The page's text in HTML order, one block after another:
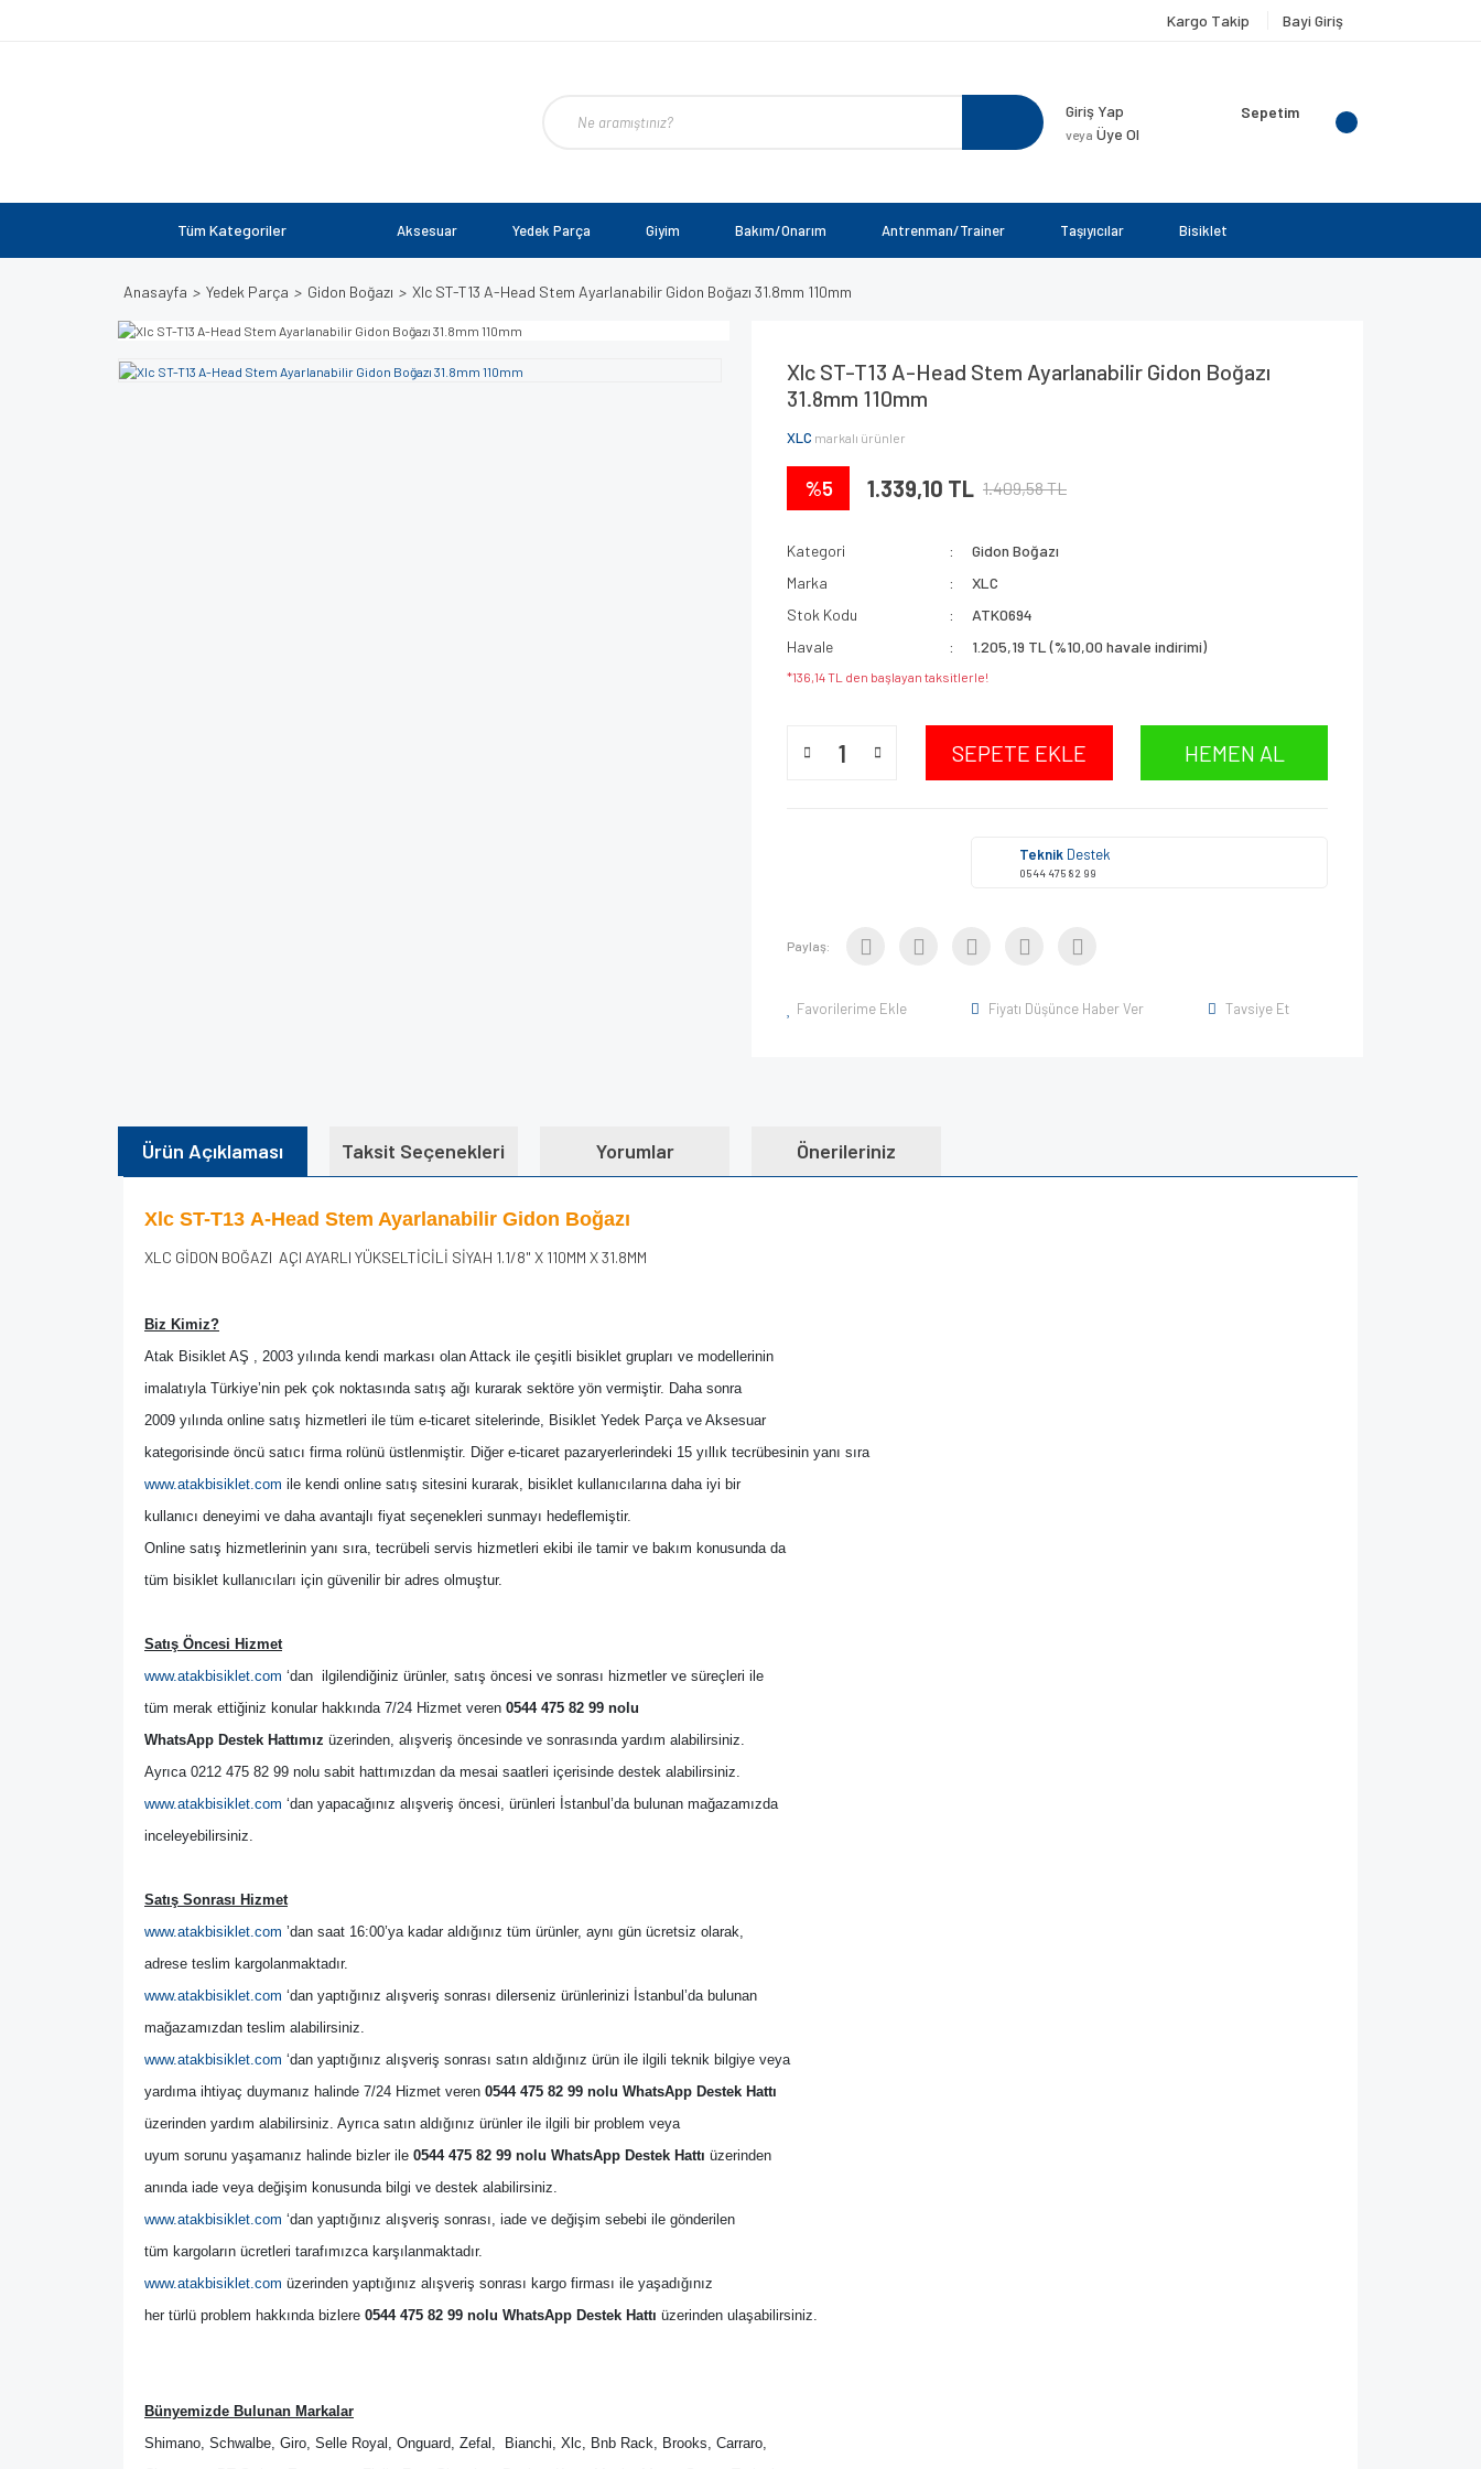
Kargo Takip Bayi Giriş
Giriş Yap
veya Üye Ol
Sepetim
Tüm Kategoriler Aksesuar Yedek Parça Giyim Bakım/Onarım Antrenman/Trainer Taşıyıcılar Bisiklet
Anasayfa Yedek Parça Gidon Boğazı Xlc ST-T13 A-Head Stem Ayarlanabilir Gidon Boğazı 31.8mm 110mm
Xlc ST-T13 A-Head Stem Ayarlanabilir Gidon Boğazı
31.8mm 110mm
XLC markalı ürünler
%5 1.339,10 TL 1.409,58 TL
Kategori
Gidon Boğazı
Marka
XLC
Stok Kodu
ATK0694
Havale
1.205,19 TL (%10,00 havale indirimi)
*136,14 TL den başlayan taksitlerle!
SEPETE EKLE HEMEN AL
Teknik Destek
0544 475 82 99
Paylaş:
Favorilerime Ekle Fiyatı Düşünce Haber Ver Tavsiye Et
Ürün Açıklaması Taksit Seçenekleri Yorumlar Önerileriniz
Xlc ST-T13 A-Head Stem Ayarlanabilir Gidon Boğazı
XLC GİDON BOĞAZI AÇI AYARLI YÜKSELTİCİLİ SİYAH 1.1/8" X 110MM X 31.8MM
Biz Kimiz?
Atak Bisiklet AŞ , 2003 yılında kendi markası olan Attack ile çeşitli bisiklet grupları ve modellerinin
imalatıyla Türkiye’nin pek çok noktasında satış ağı kurarak sektöre yön vermiştir. Daha sonra
2009 yılında online satış hizmetleri ile tüm e-ticaret sitelerinde, Bisiklet Yedek Parça ve Aksesuar
kategorisinde öncü satıcı firma rolünü üstlenmiştir. Diğer e-ticaret pazaryerlerindeki 15 yıllık tecrübesinin yanı sıra
www.atakbisiklet.com ile kendi online satış sitesini kurarak, bisiklet kullanıcılarına daha iyi bir
kullanıcı deneyimi ve daha avantajlı fiyat seçenekleri sunmayı hedeflemiştir.
Online satış hizmetlerinin yanı sıra, tecrübeli servis hizmetleri ekibi ile tamir ve bakım konusunda da
tüm bisiklet kullanıcıları için güvenilir bir adres olmuştur.
Satış Öncesi Hizmet
www.atakbisiklet.com ‘dan  ilgilendiğiniz ürünler, satış öncesi ve sonrası hizmetler ve süreçleri ile
tüm merak ettiğiniz konular hakkında 7/24 Hizmet veren 0544 475 82 99 nolu
WhatsApp Destek Hattımız üzerinden, alışveriş öncesinde ve sonrasında yardım alabilirsiniz.
Ayrıca 0212 475 82 99 nolu sabit hattımızdan da mesai saatleri içerisinde destek alabilirsiniz.
www.atakbisiklet.com ‘dan yapacağınız alışveriş öncesi, ürünleri İstanbul’da bulunan mağazamızda
inceleyebilirsiniz.
Satış Sonrası Hizmet
www.atakbisiklet.com ’dan saat 16:00’ya kadar aldığınız tüm ürünler, aynı gün ücretsiz olarak,
adrese teslim kargolanmaktadır.
www.atakbisiklet.com ‘dan yaptığınız alışveriş sonrası dilerseniz ürünlerinizi İstanbul’da bulunan
mağazamızdan teslim alabilirsiniz.
www.atakbisiklet.com ‘dan yaptığınız alışveriş sonrası satın aldığınız ürün ile ilgili teknik bilgiye veya
yardıma ihtiyaç duymanız halinde 7/24 Hizmet veren 0544 475 82 99 nolu WhatsApp Destek Hattı
üzerinden yardım alabilirsiniz. Ayrıca satın aldığınız ürünler ile ilgili bir problem veya
uyum sorunu yaşamanız halinde bizler ile 0544 475 82 99 nolu WhatsApp Destek Hattı üzerinden
anında iade veya değişim konusunda bilgi ve destek alabilirsiniz.
www.atakbisiklet.com ‘dan yaptığınız alışveriş sonrası, iade ve değişim sebebi ile gönderilen
tüm kargoların ücretleri tarafımızca karşılanmaktadır.
www.atakbisiklet.com üzerinden yaptığınız alışveriş sonrası kargo firması ile yaşadığınız
her türlü problem hakkında bizlere 0544 475 82 99 nolu WhatsApp Destek Hattı üzerinden ulaşabilirsiniz.
Bünyemizde Bulunan Markalar
Shimano, Schwalbe, Giro, Selle Royal, Onguard, Zefal,  Bianchi, Xlc, Bnb Rack, Brooks, Carraro,